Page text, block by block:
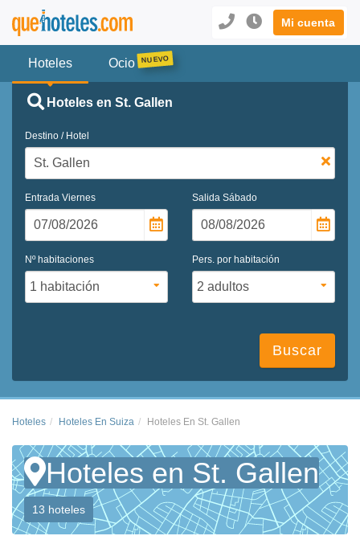
Mi cuenta
Hoteles Ocio
Hoteles en St. Gallen
Destino / Hotel
Entrada Viernes Salida Sábado
Nº habitaciones Pers. por habitación
Buscar
Hoteles Hoteles En Suiza Hoteles En St. Gallen
Hoteles en St. Gallen
13 hoteles